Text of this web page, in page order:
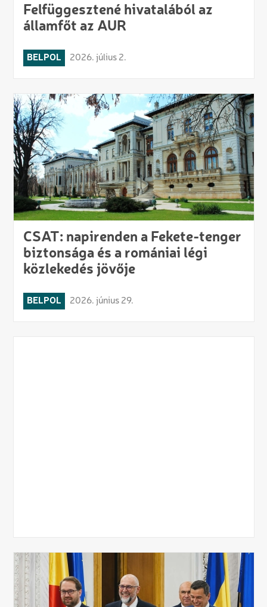
Felfüggesztené hivatalából az
államfőt az AUR
BELPOL 2026. július 2.
CSAT: napirenden a Fekete-tenger
biztonsága és a romániai légi
közlekedés jövője
BELPOL 2026. június 29.